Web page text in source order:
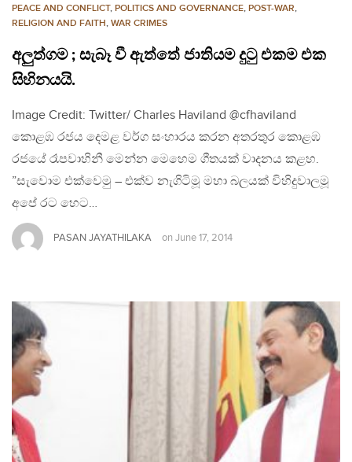
PEACE AND CONFLICT, POLITICS AND GOVERNANCE, POST-WAR,
RELIGION AND FAITH, WAR CRIMES
අලුත්ගම ; සැබෑ වී ඇත්තේ ජාතියම දුටු එකම එක
සිහිනයයි.
Image Credit: Twitter/ Charles Haviland @cfhaviland
කොළඹ රජය දෙමළ වර්ග සංහාරය කරන අතරතුර කොළඹ
රජයේ රෑපවාහිනී මෙන්න මෙහෙම ගීතයක් වාදනය කළහ.
”සැවොම එක්වෙමු – එක්ව නැගිටිමූ මහා බලයක් විහිදුවාලමූ
අපේ රට හෙට…
PASAN JAYATHILAKA on June 17, 2014